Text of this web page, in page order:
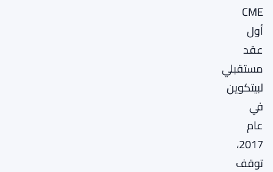
CME
أول
عقد
مستقبلي
لبيتكوين
في
عام
2017،
توقف